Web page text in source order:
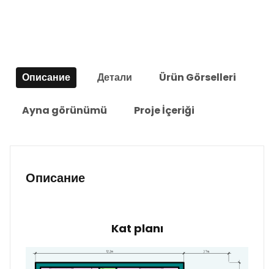
Описание Детали Ürün Görselleri
Ayna görünümü Proje İçeriği
Описание
Kat planı